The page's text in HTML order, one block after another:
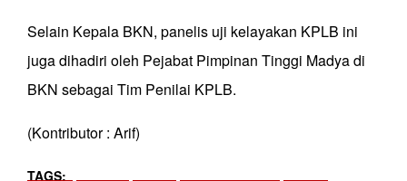
Selain Kepala BKN, panelis uji kelayakan KPLB ini
juga dihadiri oleh Pejabat Pimpinan Tinggi Madya di
BKN sebagai Tim Penilai KPLB.
(Kontributor : Arif)
TAGS